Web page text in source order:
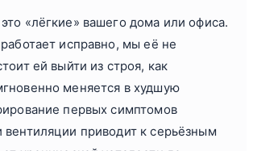
«лёгкие» вашего дома или офиса.
исправно, мы её не
ей выйти из строя, как
меняется в худшую
первых симптомов
вентиляции приводит к серьёзным